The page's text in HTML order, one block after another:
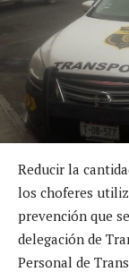
Reducir la
los choferes
prevención que
delegación de
Personal de